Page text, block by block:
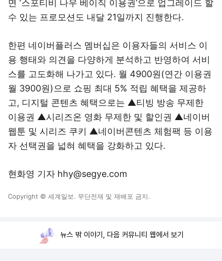
면 ‘스포티비 나우 베이직 이용권’으로 업그레이드 할
수 있는 프로모션도 내달 21일까지 진행한다.
한편 네이버플러스 멤버십은 이용자들의 서비스 이
용 행태와 의견을 다양하게 분석하고 반영하여 서비
스를 고도화해 나가고 있다. 월 4900원(연간 이용권
월 3900원)으로 쇼핑 최대 5% 적립 혜택을 제공하
고, 디지털 콘텐츠 혜택으로는 ▲티빙 방송 무제한
이용권 ▲시리즈온 영화 무제한 및 할인권 ▲네이버
웹툰 및 시리즈 쿠키 ▲네이버콘텐츠 체험팩 등 이용
자 선택권을 넓혀 혜택을 강화하고 있다.
현화영 기자 hhy@segye.com
Copyright © 세계일보. 무단전재 및 재배포 금지.
뉴스 밖 이야기, 다음 커뮤니티 웹에서 보기